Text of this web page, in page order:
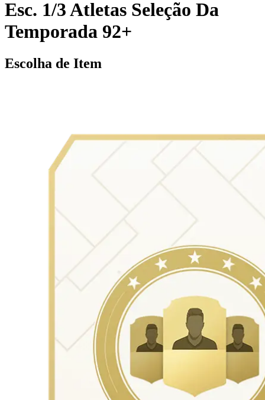
Esc. 1/3 Atletas Seleção Da
Temporada 92+
Escolha de Item